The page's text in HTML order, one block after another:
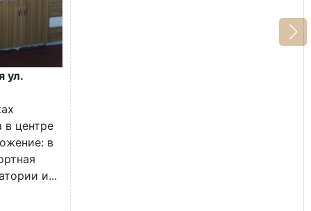
ул.
в центре
в
и...